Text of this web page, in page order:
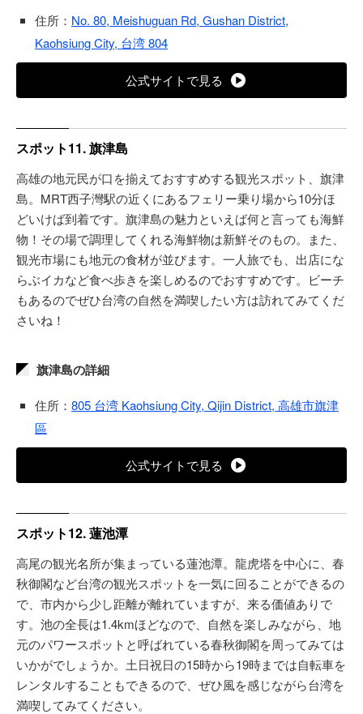
住所： No. 80, Meishuguan Rd, Gushan District,
Kaohsiung City, 台湾 804
公式サイトで見る
スポット11. 旗津島
高雄の地元民が口を揃えておすすめする観光スポット、旗津
島。MRT西子灣駅の近くにあるフェリー乗り場から10分ほ
どいけば到着です。旗津島の魅力といえば何と言っても海鮮
物！その場で調理してくれる海鮮物は新鮮そのもの。また、
観光市場にも地元の食材が並びます。一人旅でも、出店にな
らぶイカなど食べ歩きを楽しめるのでおすすめです。ビーチ
もあるのでぜひ台湾の自然を満喫したい方は訪れてみてくだ
さいね！
旗津島の詳細
住所： 805 台湾 Kaohsiung City, Qijin District, 高雄市旗津
區
公式サイトで見る
スポット12. 蓮池潭
高尾の観光名所が集まっている蓮池潭。龍虎塔を中心に、春
秋御閣など台湾の観光スポットを一気に回ることができるの
で、市内から少し距離が離れていますが、来る価値ありで
す。池の全長は1.4kmほどなので、自然を楽しみながら、地
元のパワースポットと呼ばれている春秋御閣を周ってみては
いかがでしょうか。土日祝日の15時から19時までは自転車を
レンタルすることもできるので、ぜひ風を感じながら台湾を
満喫してみてください。